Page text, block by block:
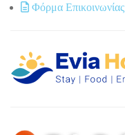
Φόρμα Επικοινωνίας